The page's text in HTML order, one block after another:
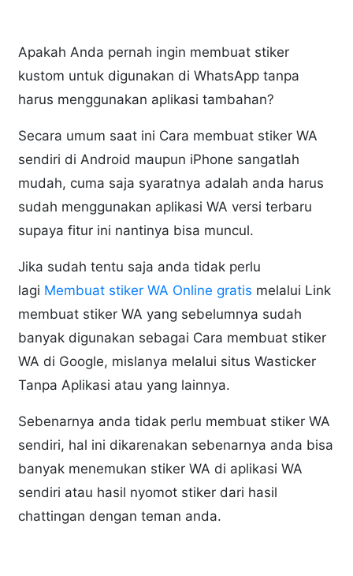
Apakah Anda pernah ingin membuat stiker
kustom untuk digunakan di WhatsApp tanpa
harus menggunakan aplikasi tambahan?
Secara umum saat ini Cara membuat stiker WA
sendiri di Android maupun iPhone sangatlah
mudah, cuma saja syaratnya adalah anda harus
sudah menggunakan aplikasi WA versi terbaru
supaya fitur ini nantinya bisa muncul.
Jika sudah tentu saja anda tidak perlu
lagi Membuat stiker WA Online gratis melalui Link
membuat stiker WA yang sebelumnya sudah
banyak digunakan sebagai Cara membuat stiker
WA di Google, mislanya melalui situs Wasticker
Tanpa Aplikasi atau yang lainnya.
Sebenarnya anda tidak perlu membuat stiker WA
sendiri, hal ini dikarenakan sebenarnya anda bisa
banyak menemukan stiker WA di aplikasi WA
sendiri atau hasil nyomot stiker dari hasil
chattingan dengan teman anda.